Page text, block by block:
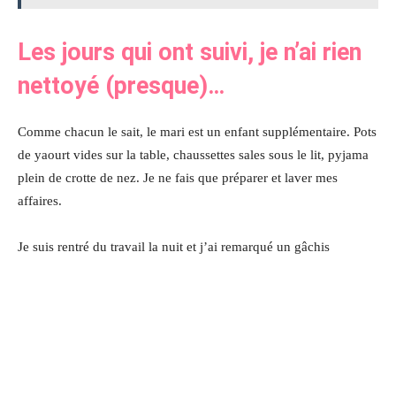
Les jours qui ont suivi, je n’ai rien
nettoyé (presque)…
Comme chacun le sait, le mari est un enfant supplémentaire. Pots
de yaourt vides sur la table, chaussettes sales sous le lit, pyjama
plein de crotte de nez. Je ne fais que préparer et laver mes
affaires.
Je suis rentré du travail la nuit et j’ai remarqué un gâchis